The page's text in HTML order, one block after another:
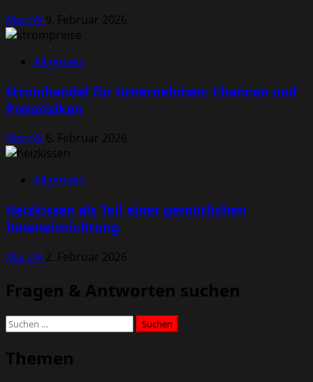
MarcW 9. Februar 2026
Allgemein
Stromhandel für Unternehmen: Chancen und
Preisrisiken
MarcW 6. Februar 2026
Allgemein
Heizkissen als Teil einer gemütlichen
Inneneinrichtung
MarcW 2. Februar 2026
Fragen & Antworten suchen
Suchen
Themen